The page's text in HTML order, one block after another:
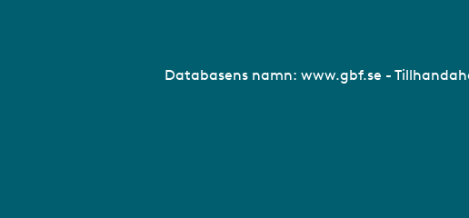
Databasens namn: www.gbf.se -